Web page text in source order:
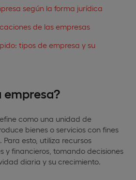
según la forma jurídica
de las empresas
tipos de empresa y su
empresa?
como una unidad de
bienes o servicios con fines
Para esto, utiliza recursos
y financieros, tomando decisiones
diaria y su crecimiento.